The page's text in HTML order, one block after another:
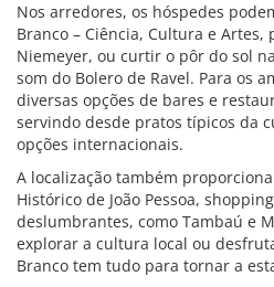
Nos arredores, os hóspedes
Branco – Ciência, Cultura e
Niemeyer, ou curtir o pôr do sol
som do Bolero de Ravel. Para os
diversas opções de bares e
servindo desde pratos típicos da
opções internacionais.
A localização também
Histórico de João Pessoa,
deslumbrantes, como Tambaú e
explorar a cultura local ou
Branco tem tudo para tornar a